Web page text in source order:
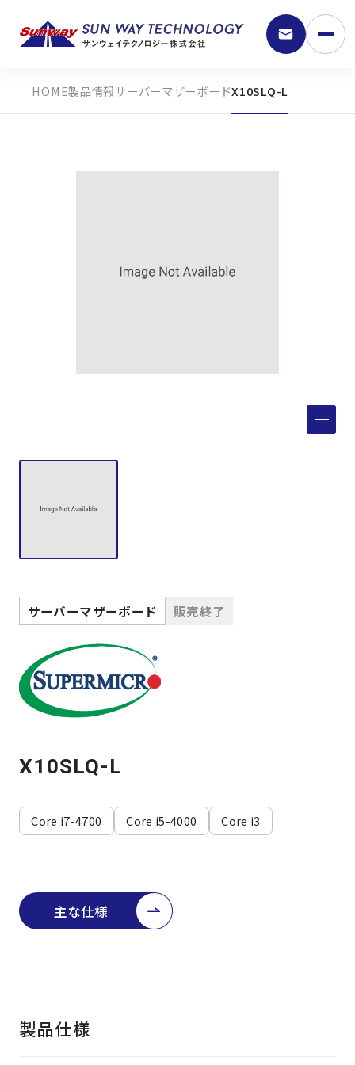
9:30 - 18:00
ニュース
よくある質問
製品検索
会社案内
製品情報サーバーマザーボードX10SLQ-L
サーバーマザーボード 販売終了
X10SLQ-L
Core i7-4700 Core i5-4000 Core i3
主な仕様
製品仕様